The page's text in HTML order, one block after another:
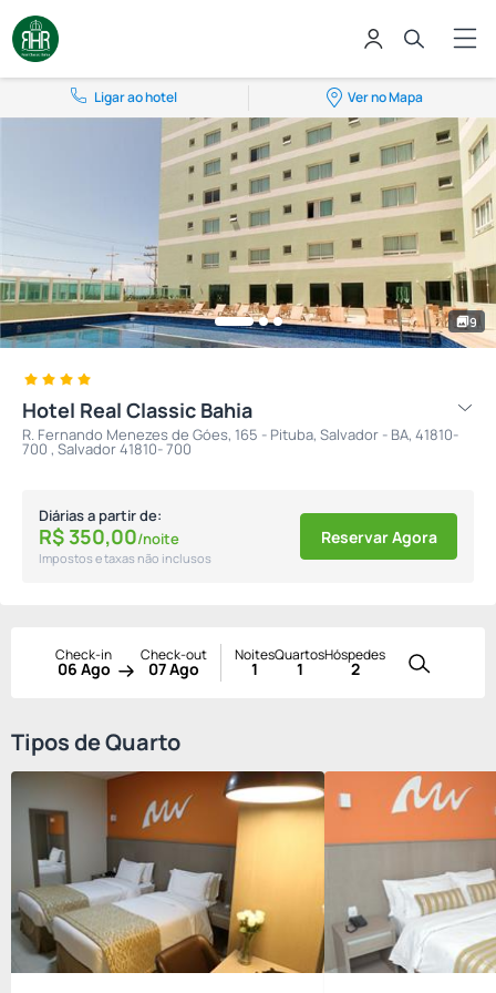
Ligar ao hotel Ver no Mapa
9
Hotel Real Classic Bahia
R. Fernando Menezes de Góes, 165 - Pituba, Salvador - BA, 41810-
700 , Salvador 41810- 700
Diárias a partir de:
R$ 350,00/noite
Impostos e taxas não inclusos
Reservar Agora
Check-in
06 Ago
Check-out
07 Ago
Noites
1
Quartos
1
Hóspedes
2
Tipos de Quarto